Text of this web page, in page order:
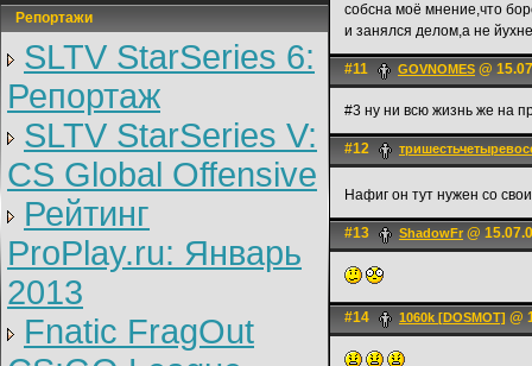
Репортажи
SLTV StarSeries 6:
Репортаж
SLTV StarSeries V:
CS Global Offensive
Рейтинг
ProPlay.ru: Январь
2013
Fnatic FragOut
собсна моё мнение,что
и занялся делом,а не
#11 GOVNOMES @
#3 ну ни всю жизнь же на
#12
Нафиг он тут нужен со
#13 ShadowFr @
#14 1060k [DOSMOT] @